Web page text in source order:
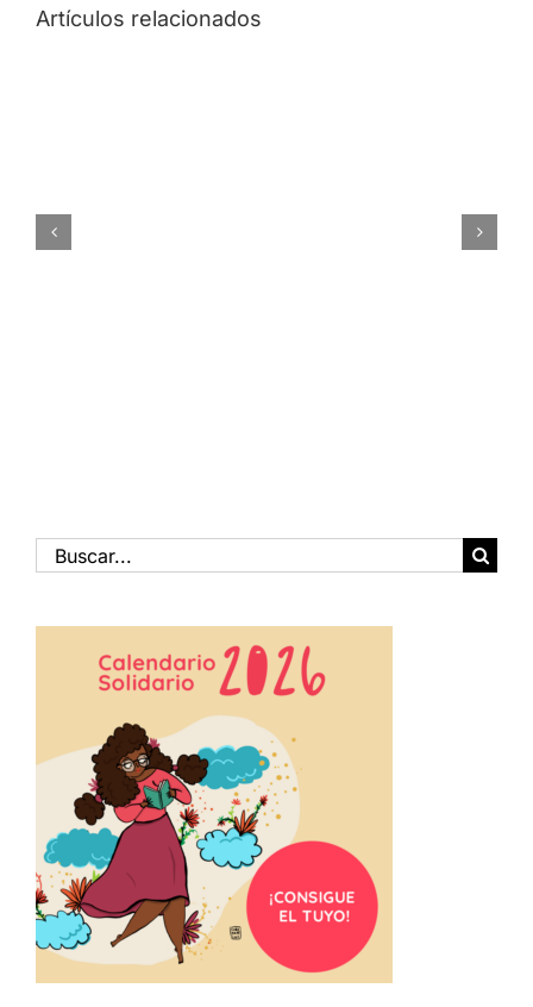
Artículos relacionados
Buscar: